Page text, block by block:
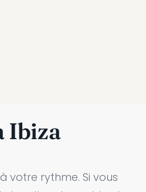
Ibiza
votre rythme. Si vous